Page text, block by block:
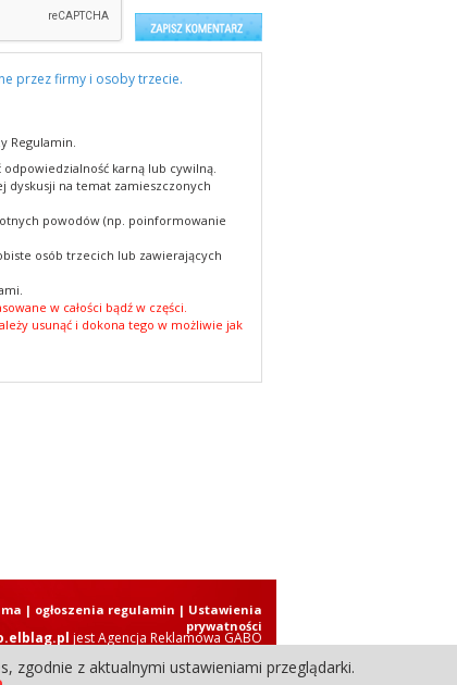
przez firmy i osoby trzecie.
Regulamin.
karną lub cywilną.
dyskusji na temat zamieszczonych
powodów (np. poinformowanie
osób trzecich lub zawierających
w całości bądź w części.
usunąć i dokona tego w możliwie jak
jestAgencja Reklamowa GABO
Internetowy. Wszystkie prawa zastrzeżone.
| ogłoszenia regulamin | Ustawienia
prywatności
zgodnie z aktualnymi ustawieniami przeglądarki.